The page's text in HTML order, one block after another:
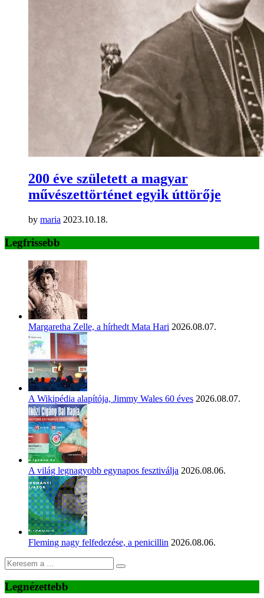
200 éve született a magyar
művészettörténet egyik úttörője
by maria 2023.10.18.
Legfrissebb
Margaretha Zelle, a hírhedt Mata Hari 2026.08.07.
A Wikipédia alapítója, Jimmy Wales 60 éves 2026.08.07.
A világ legnagyobb egynapos fesztiválja 2026.08.06.
Fleming nagy felfedezése, a penicillin 2026.08.06.
Legnézettebb